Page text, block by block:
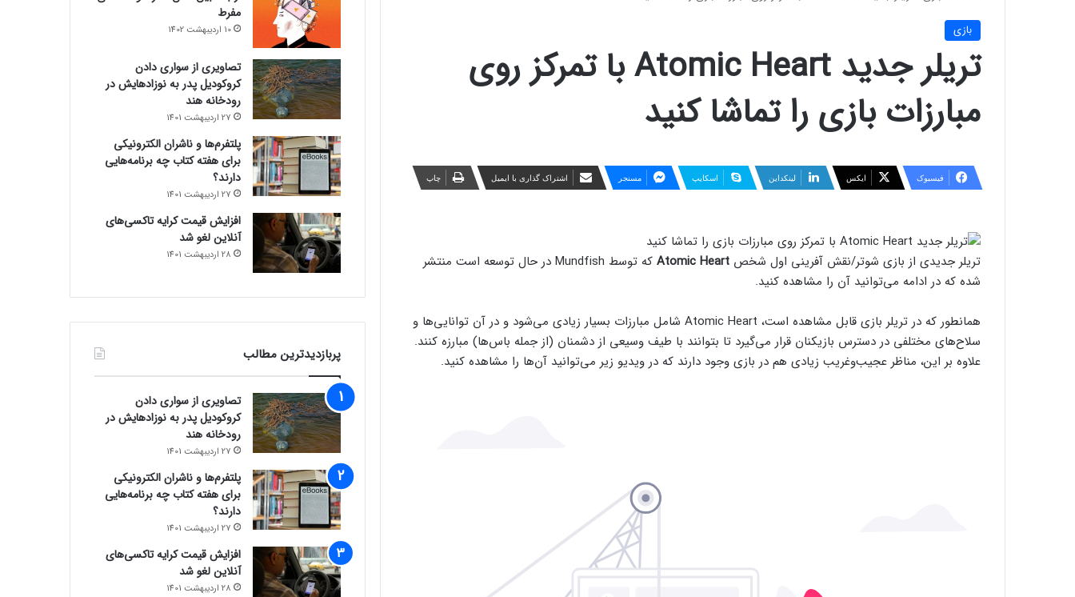
بازی
تریلر جدید Atomic Heart با تمرکز روی
مبارزات بازی را تماشا کنید
فیسبوک ایکس لینکداین اسکایپ مسنجر اشتراک گذاری با ایمیل چاپ
تریلر جدیدی از بازی شوتر/نقش آفرینی اول شخص
که توسط Mundfish در حال توسعه است منتشر
شده که در ادامه می‌توانید آن را مشاهده کنید.
همانطور که در تریلر بازی قابل مشاهده است، Atomic Heart شامل مبارزات بسیار زیادی می‌شود و در آن توانایی‌ها و
سلاح‌های مختلفی در دسترس بازیکنان قرار می‌گیرد تا بتوانند با طیف وسیعی از دشمنان (از جمله باس‌ها) مبارزه کنند.
علاوه بر این، مناظر عجیب‌و‌غریب زیادی هم در بازی وجود دارند که در ویدیو زیر می‌توانید آن‌ها را مشاهده کنید.
مفرط
10 اردیبهشت 1402
تصاویری از سواری دادن
کروکودیل پدر به نوزادهایش در
رودخانه هند
27 اردیبهشت 1401
پلتفرم‌ها و ناشران الکترونیکی
برای هفته کتاب چه برنامه‌هایی
دارند؟
27 اردیبهشت 1401
افزایش قیمت کرایه تاکسی‌های
آنلاین لغو شد
28 اردیبهشت 1401
پربازدیدترین مطالب
تصاویری از سواری دادن
کروکودیل پدر به نوزادهایش در
رودخانه هند
27 اردیبهشت 1401
پلتفرم‌ها و ناشران الکترونیکی
برای هفته کتاب چه برنامه‌هایی
دارند؟
27 اردیبهشت 1401
افزایش قیمت کرایه تاکسی‌های
آنلاین لغو شد
28 اردیبهشت 1401